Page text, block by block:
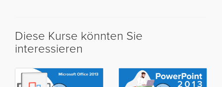
Diese Kurse könnten Sie
interessieren